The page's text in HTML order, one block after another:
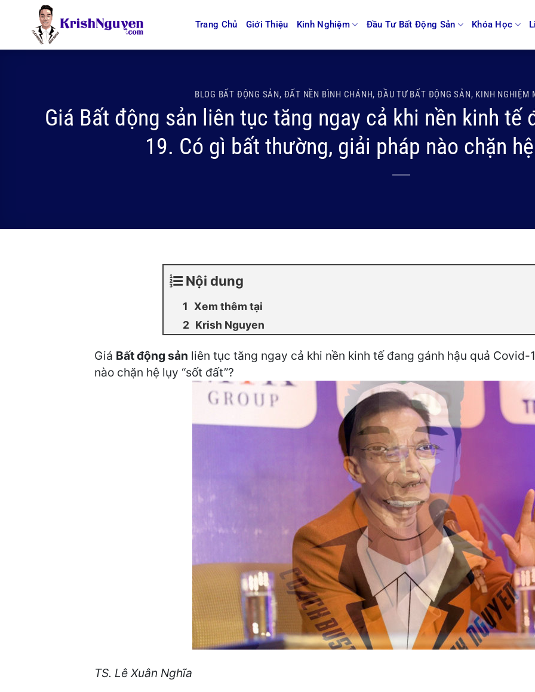
Trang Chủ Giới Thiệu Kinh Nghiệm Đầu Tư Bất Động Sản Khóa Học
BLOG BẤT ĐỘNG SẢN, ĐẤT NỀN BÌNH CHÁNH,ĐẦU TƯ BẤT ĐỘNG SẢN, KINH NGHIỆM
Giá Bất động sản liên tục tăng ngay cả khi nền kinh tế
19. Có gì bất thường, giải pháp nào chặn
Nội dung
Xem thêm tại
Krish Nguyen
Giá Bất động sản liên tục tăng ngay cả khi nền kinh tế đang gánh hậu quả
nào chặn hệ lụy “sốt đất”?
TS. Lê Xuân Nghĩa